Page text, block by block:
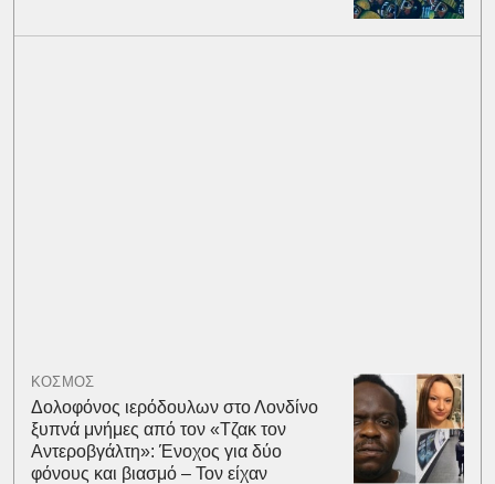
ΚΟΣΜΟΣ
Δολοφόνος ιερόδουλων στο Λονδίνο
ξυπνά μνήμες από τον «Τζακ τον
Αντεροβγάλτη»: Ένοχος για δύο
φόνους και βιασμό – Τον είχαν